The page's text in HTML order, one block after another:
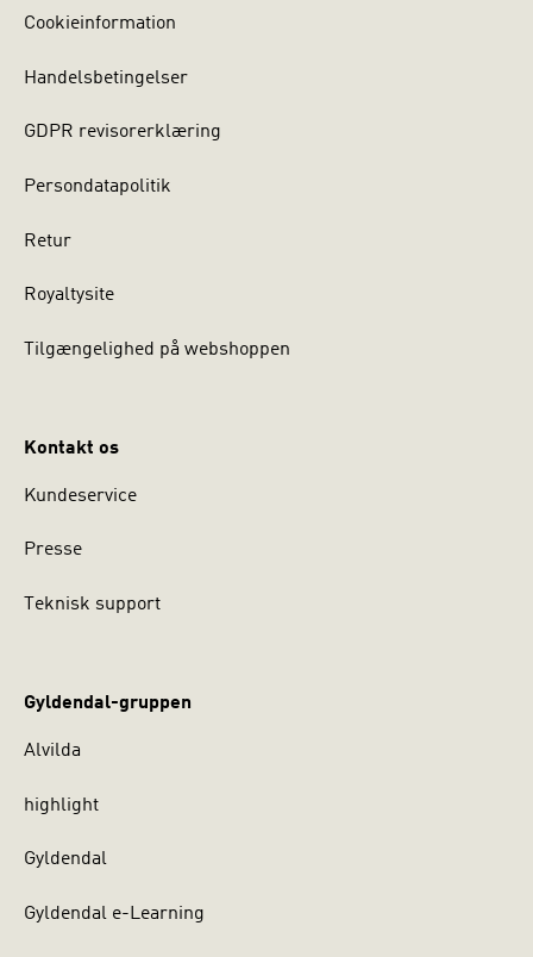
Cookieinformation
Handelsbetingelser
GDPR revisorerklæring
Persondatapolitik
Retur
Royaltysite
Tilgængelighed på webshoppen
Kontakt os
Kundeservice
Presse
Teknisk support
Gyldendal-gruppen
Alvilda
highlight
Gyldendal
Gyldendal e-Learning